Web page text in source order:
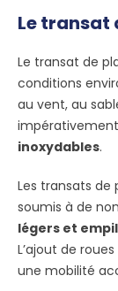
Le transat
Le transat de
conditions
au vent, au
inoxydables.
Les transats de
soumis à de
légers et
L’ajout de
une mobilité